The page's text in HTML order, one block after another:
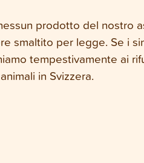
prodotto del nostro
smaltito per legge. Se i
tempestivamente ai
in Svizzera.